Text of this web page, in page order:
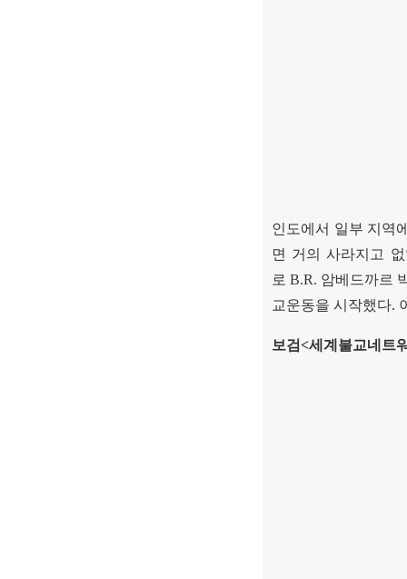
인도에서 일부 지역
면 거의 사라지고
로B.R. 암베드까르
교운동을 시작했다.
보검<세계불교네트